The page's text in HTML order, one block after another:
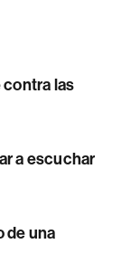
las
a escuchar
de una